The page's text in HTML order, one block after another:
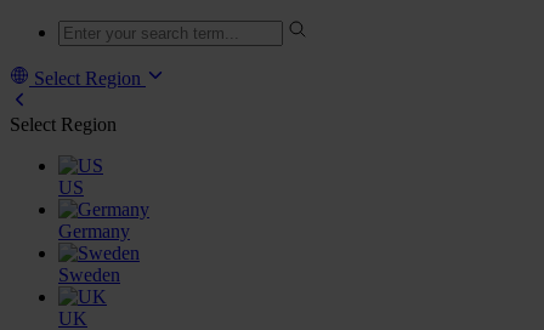
Select Region
Select Region
US
Germany
Sweden
UK